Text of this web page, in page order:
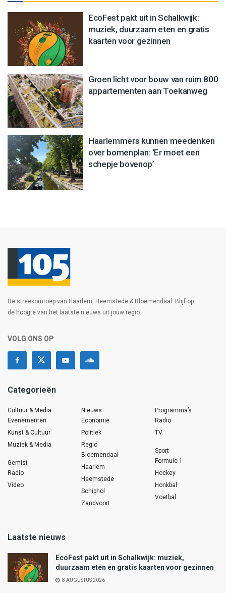
EcoFest pakt uit in Schalkwijk:
muziek, duurzaam eten en gratis
kaarten voor gezinnen
Groen licht voor bouw van ruim 800
appartementen aan Toekanweg
Haarlemmers kunnen meedenken
over bomenplan: ‘Er moet een
schepje bovenop’
De streekomroep van Haarlem, Heemstede & Bloemendaal. Blijf op
de hoogte van het laatste nieuws uit jouw regio.
VOLG ONS OP
Categorieën
Cultuur & Media
Evenementen
Kunst & Cultuur
Muziek & Media
Gemist
Radio
Video
Nieuws
Economie
Politiek
Regio
Bloemendaal
Haarlem
Heemstede
Schiphol
Zandvoort
Programma’s
Radio
TV
Sport
Formule 1
Hockey
Honkbal
Voetbal
Laatste nieuws
EcoFest pakt uit in Schalkwijk: muziek,
duurzaam eten en gratis kaarten voor gezinnen
8 AUGUSTUS 2026